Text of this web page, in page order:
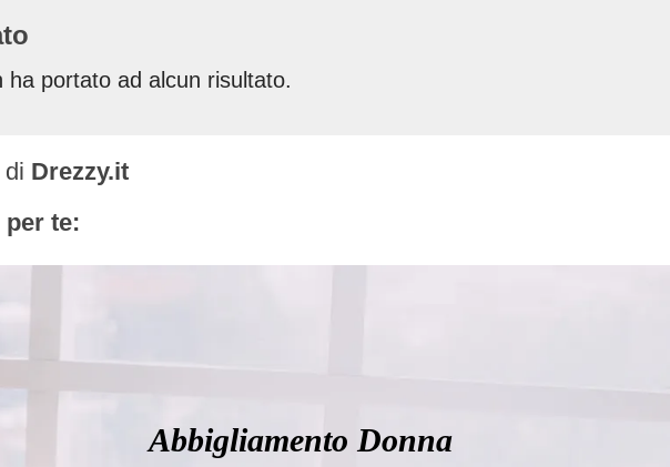
portato ad alcun risultato.
Drezzy.it
te:
Abbigliamento Donna